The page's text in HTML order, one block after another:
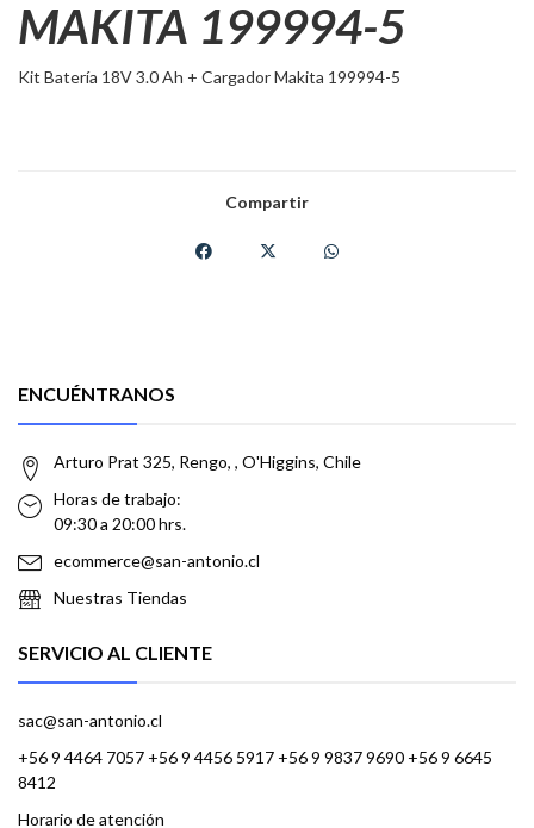
MAKITA 199994-5
Kit Batería 18V 3.0 Ah + Cargador Makita 199994-5
Compartir
ENCUÉNTRANOS
Arturo Prat 325, Rengo, , O'Higgins, Chile
Horas de trabajo:
09:30 a 20:00 hrs.
ecommerce@san-antonio.cl
Nuestras Tiendas
SERVICIO AL CLIENTE
sac@san-antonio.cl
+56 9 4464 7057 +56 9 4456 5917 +56 9 9837 9690 +56 9 6645
8412
Horario de atención